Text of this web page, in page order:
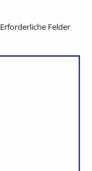
Erforderliche Felder